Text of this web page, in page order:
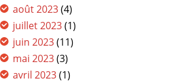
août 2023(4)
juillet 2023(1)
juin 2023(11)
mai 2023(3)
avril 2023(1)